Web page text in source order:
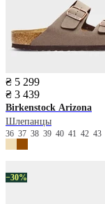
₴ 5 299
₴ 3 439
Birkenstock Arizona
Шлепанцы
36 37 38 39 40 41 42 43
−30%